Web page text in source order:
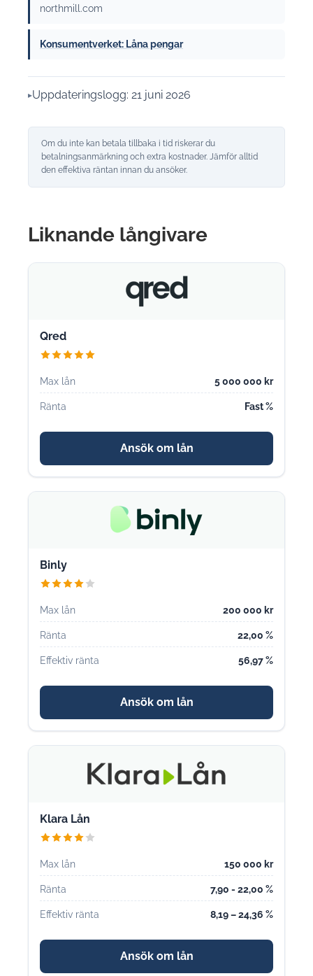
northmill.com
Konsumentverket: Låna pengar
Uppdateringslogg: 21 juni 2026
Om du inte kan betala tillbaka i tid riskerar du
betalningsanmärkning och extra kostnader. Jämför alltid
den effektiva räntan innan du ansöker.
Liknande långivare
Qred
Max lån 5 000 000 kr
Ränta Fast %
Ansök om lån
Binly
Max lån 200 000 kr
Ränta 22,00 %
Effektiv ränta 56,97 %
Ansök om lån
Klara Lån
Max lån 150 000 kr
Ränta 7,90 - 22,00 %
Effektiv ränta 8,19 – 24,36 %
Ansök om lån